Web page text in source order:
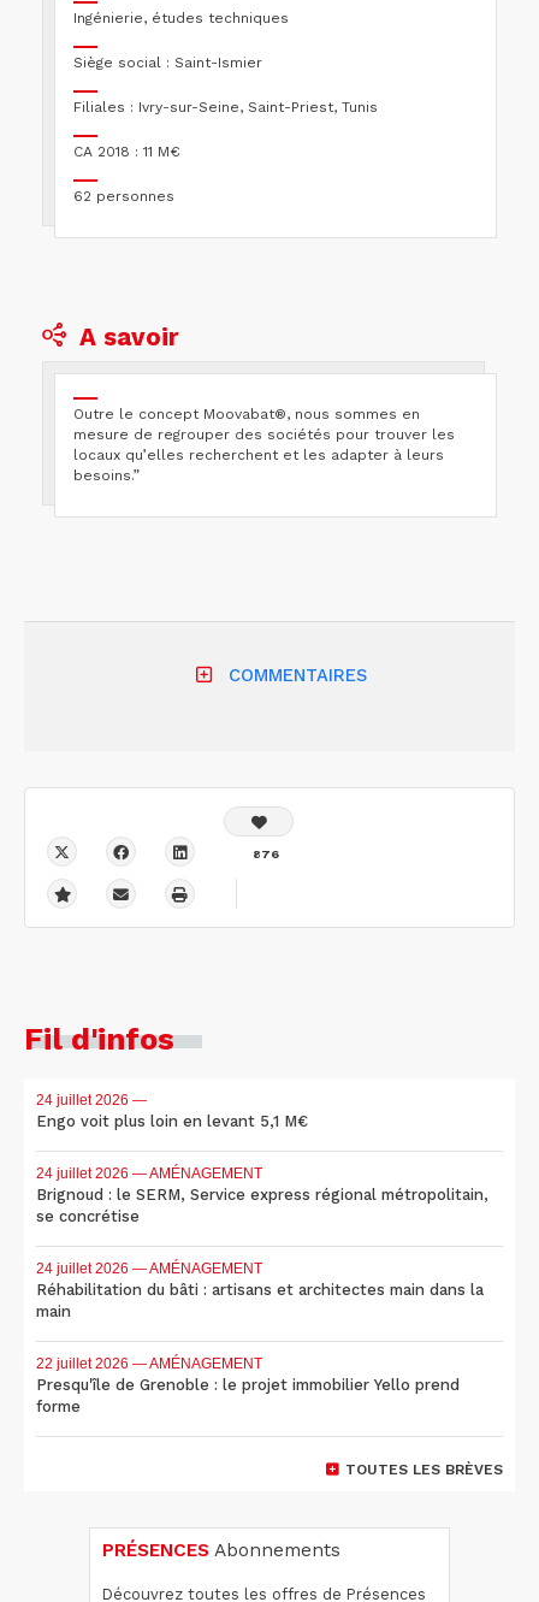
Ingénierie, études techniques
Siège social : Saint-Ismier
Filiales : Ivry-sur-Seine, Saint-Priest, Tunis
CA 2018 : 11 M€
62 personnes
A savoir
Outre le concept Moovabat®, nous sommes en
mesure de regrouper des sociétés pour trouver les
locaux qu’elles recherchent et les adapter à leurs
besoins.”
COMMENTAIRES
876
Fil d'infos
24 juillet 2026 —
Engo voit plus loin en levant 5,1 M€
24 juillet 2026 — AMÉNAGEMENT
Brignoud : le SERM, Service express régional métropolitain,
se concrétise
24 juillet 2026 — AMÉNAGEMENT
Réhabilitation du bâti : artisans et architectes main dans la
main
22 juillet 2026 — AMÉNAGEMENT
Presqu'île de Grenoble : le projet immobilier Yello prend
forme
TOUTES LES BRÈVES
PRÉSENCES Abonnements
Découvrez toutes les offres de Présences